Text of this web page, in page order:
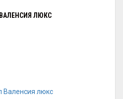
ЛЮКС